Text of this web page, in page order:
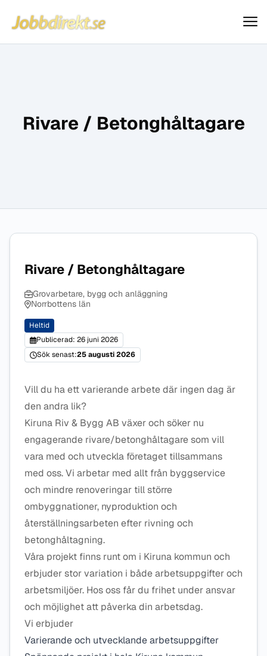
Hoppa till innehåll
Jobbdirekt
Rivare / Betonghåltagare
Rivare / Betonghåltagare
Grovarbetare, bygg och anläggning
Norrbottens län
Heltid
Publicerad: 26 juni 2026
Sök senast:25 augusti 2026
Vill du ha ett varierande arbete där ingen dag är
den andra lik?
Kiruna Riv & Bygg AB växer och söker nu
engagerande rivare/betonghåltagare som vill
vara med och utveckla företaget tillsammans
med oss. Vi arbetar med allt från byggservice
och mindre renoveringar till större
ombyggnationer, nyproduktion och
återställningsarbeten efter rivning och
betonghåltagning.
Våra projekt finns runt om i Kiruna kommun och
erbjuder stor variation i både arbetsuppgifter och
arbetsmiljöer. Hos oss får du frihet under ansvar
och möjlighet att påverka din arbetsdag.
Vi erbjuder
Varierande och utvecklande arbetsuppgifter